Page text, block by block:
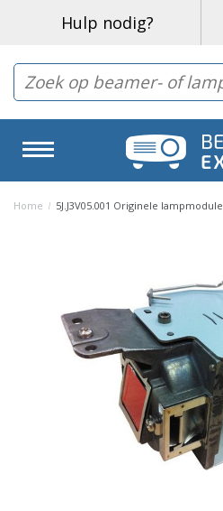
Hulp nodig?
Home / 5J.J3V05.001 Originele lampmodule